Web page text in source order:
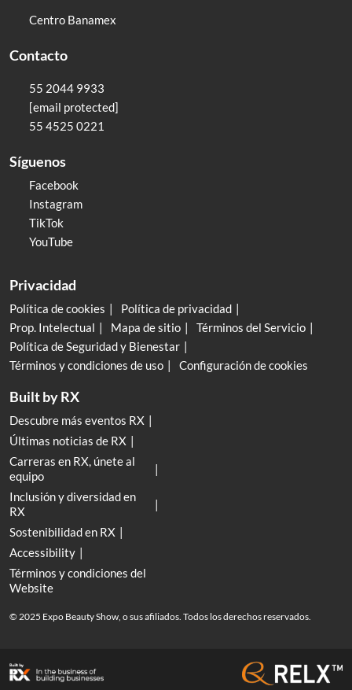
Centro Banamex
Contacto
55 2044 9933
[email protected]
55 4525 0221
Síguenos
Facebook
Instagram
TikTok
YouTube
Privacidad
Política de cookies
Política de privacidad
Prop. Intelectual
Mapa de sitio
Términos del Servicio
Política de Seguridad y Bienestar
Términos y condiciones de uso
Configuración de cookies
Built by RX
Descubre más eventos RX
Últimas noticias de RX
Carreras en RX, únete al
equipo
Inclusión y diversidad en
RX
Sostenibilidad en RX
Accessibility
Términos y condiciones del
Website
© 2025 Expo Beauty Show, o sus afiliados. Todos los derechos reservados.